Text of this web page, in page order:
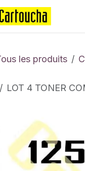
les produits
LOT 4 TONER